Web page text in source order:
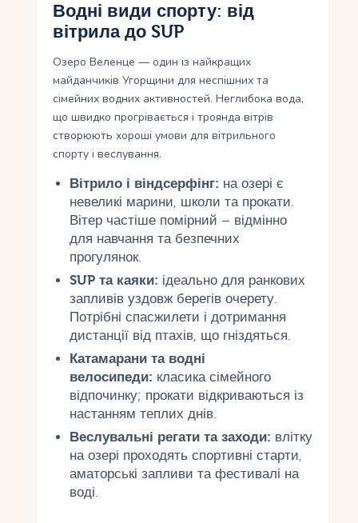
Водні види спорту: від
вітрила до SUP
Озеро Веленце — один із найкращих
майданчиків Угорщини для неспішних та
сімейних водних активностей. Неглибока вода,
що швидко прогрівається і троянда вітрів
створюють хороші умови для вітрильного
спорту і веслування.
Вітрило і віндсерфінг: на озері є
невеликі марини, школи та прокати.
Вітер частіше помірний – відмінно
для навчання та безпечних
прогулянок.
SUP та каяки: ідеально для ранкових
запливів уздовж берегів очерету.
Потрібні спасжилети і дотримання
дистанції від птахів, що гніздяться.
Катамарани та водні
велосипеди: класика сімейного
відпочинку; прокати відкриваються із
настанням теплих днів.
Веслувальні регати та заходи: влітку
на озері проходять спортивні старти,
аматорські запливи та фестивалі на
воді.